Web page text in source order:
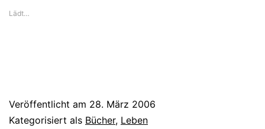
Lädt…
Veröffentlicht am 28. März 2006
Kategorisiert als Bücher, Leben